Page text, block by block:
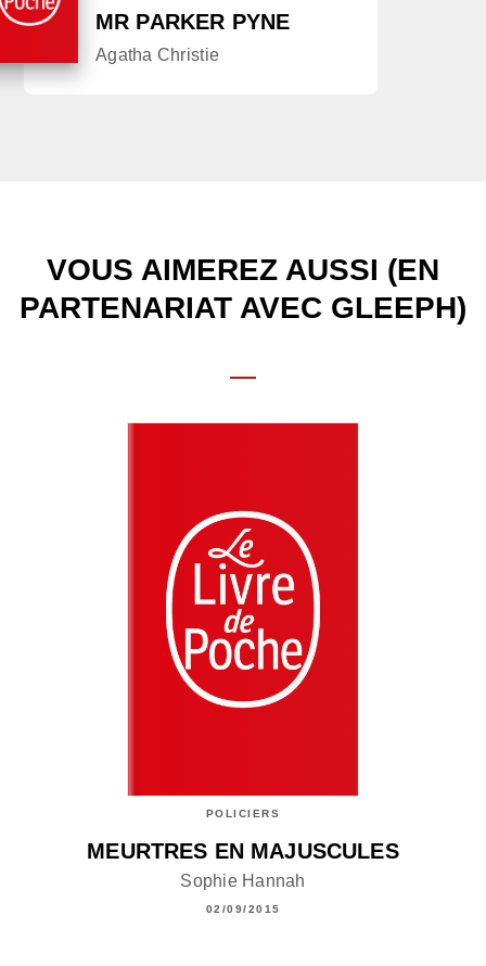
MR PARKER PYNE
Agatha Christie
VOUS AIMEREZ AUSSI (EN
PARTENARIAT AVEC GLEEPH)
POLICIERS
MEURTRES EN MAJUSCULES
Sophie Hannah
02/09/2015